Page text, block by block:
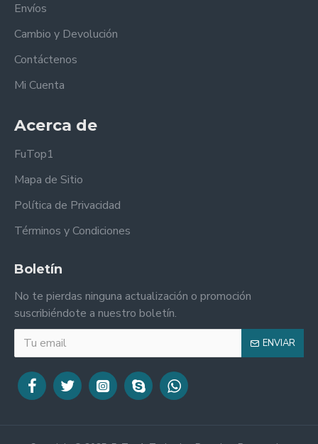
Envíos
Cambio y Devolución
Contáctenos
Mi Cuenta
Acerca de
FuTop1
Mapa de Sitio
Política de Privacidad
Términos y Condiciones
Boletín
No te pierdas ninguna actualización o promoción
suscribiéndote a nuestro boletín.
ENVIAR